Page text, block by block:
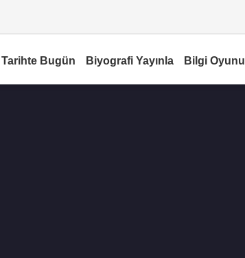
Tarihte Bugün Biyografi Yayınla Bilgi Oyunu